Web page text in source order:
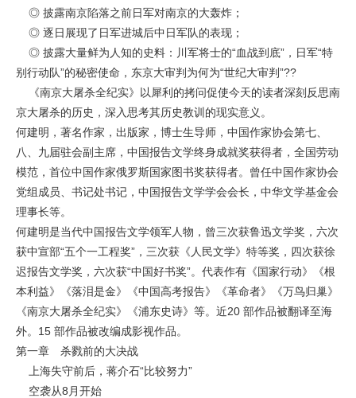
◎ 披露南京陷落之前日军对南京的大轰炸；
◎ 逐日展现了日军进城后中日军队的表现；
◎ 披露大量鲜为人知的史料：川军将士的“血战到底”，日军“特
别行动队”的秘密使命，东京大审判为何为“世纪大审判”??
《南京大屠杀全纪实》以犀利的拷问促使今天的读者深刻反思南
京大屠杀的历史，深入思考其历史教训的现实意义。
何建明，著名作家，出版家，博士生导师，中国作家协会第七、
八、九届驻会副主席，中国报告文学终身成就奖获得者，全国劳动
模范，首位中国作家俄罗斯国家图书奖获得者。曾任中国作家协会
党组成员、书记处书记，中国报告文学学会会长，中华文学基金会
理事长等。
何建明是当代中国报告文学领军人物，曾三次获鲁迅文学奖，六次
获中宣部“五个一工程奖”，三次获《人民文学》特等奖，四次获徐
迟报告文学奖，六次获“中国好书奖”。代表作有《国家行动》《根
本利益》《落泪是金》《中国高考报告》《革命者》《万鸟归巢》
《南京大屠杀全纪实》《浦东史诗》等。近20 部作品被翻译至海
外。15 部作品被改编成影视作品。
第一章 杀戮前的大决战
上海失守前后，蒋介石“比较努力”
空袭从8月开始